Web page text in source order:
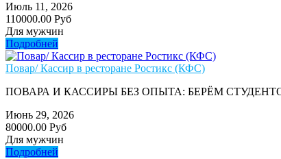
Июль 11, 2026
110000.00 Руб
Для мужчин
Подробней
Повар/ Кассир в ресторане Ростикс (КФС)
ПОВАРА И КАССИРЫ БЕЗ ОПЫТА: БЕРЁМ СТУДЕНТОВ!
Июнь 29, 2026
80000.00 Руб
Для мужчин
Подробней